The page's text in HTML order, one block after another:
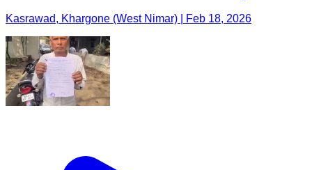
Kasrawad, Khargone (West Nimar) | Feb 18, 2026